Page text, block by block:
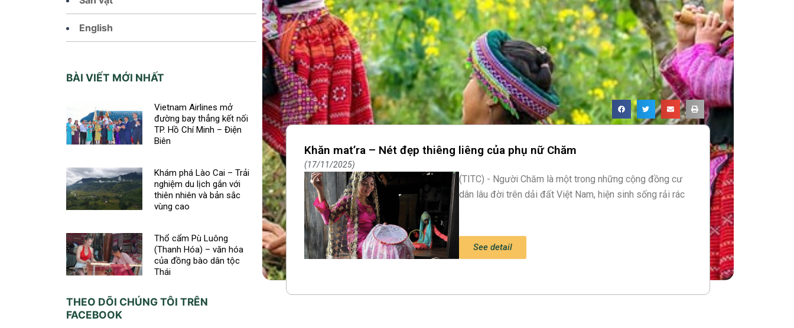
English
BÀI VIẾT MỚI NHẤT
Vietnam Airlines mở
đường bay thẳng kết nối
TP. Hồ Chí Minh – Điện
Biên
Khám phá Lào Cai – Trải
nghiệm du lịch gắn với
thiên nhiên và bản sắc
vùng cao
Thổ cẩm Pù Luông
(Thanh Hóa) – văn hóa
của đồng bào dân tộc
Thái
THEO DÕI CHÚNG TÔI TRÊN
FACEBOOK
Khăn mat’ra – Nét đẹp thiêng liêng của phụ nữ Chăm
17/11/2025
(TITC) - Người Chăm là một trong những cộng đồng cư
dân lâu đời trên dải đất Việt Nam, hiện sinh sống rải rác
See detail